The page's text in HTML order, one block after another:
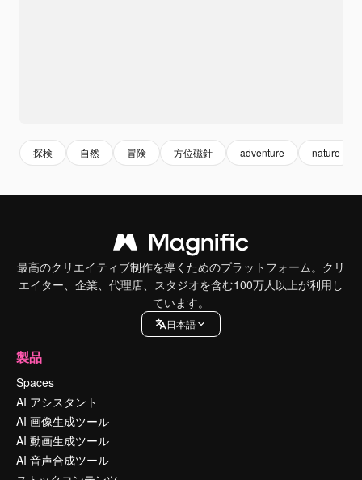
探検 自然 冒険 方位磁針 adventure nature
最高のクリエイティブ制作を導くためのプラットフォーム。クリ
エイター、企業、代理店、スタジオを含む100万人以上が利用し
ています。
日本語
製品
Spaces
AI アシスタント
AI 画像生成ツール
AI 動画生成ツール
AI 音声合成ツール